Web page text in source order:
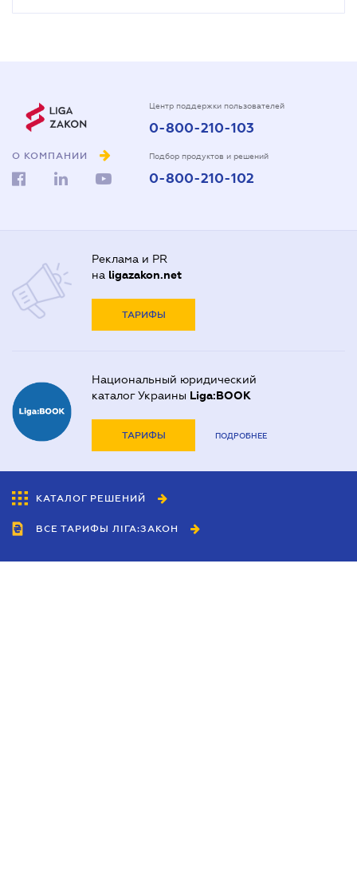
О КОМПАНИИ
Центр поддержки пользователей
0-800-210-103
Подбор продуктов и решений
0-800-210-102
Реклама и PR
на ligazakon.net
ТАРИФЫ
Национальный юридический
каталог Украины Liga:BOOK
ТАРИФЫ ПОДРОБНЕЕ
КАТАЛОГ РЕШЕНИЙ
ВСЕ ТАРИФЫ ЛІГА:ЗАКОН